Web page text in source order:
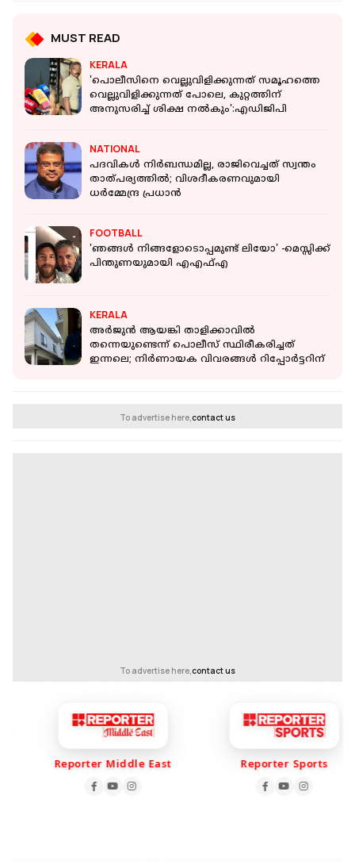
MUST READ
KERALA
'പൊലീസിനെ വെല്ലുവിളിക്കുന്നത് സമൂഹത്തെ
വെല്ലുവിളിക്കുന്നത് പോലെ, കുറ്റത്തിന്
അനുസരിച്ച് ശിക്ഷ നൽകും':എഡിജിപി
NATIONAL
പദവികൾ നിർബന്ധമില്ല, രാജിവെച്ചത് സ്വന്തം
താത്പര്യത്തിൽ; വിശദീകരണവുമായി
ധര്‍മ്മേന്ദ്ര പ്രധാൻ
FOOTBALL
'ഞങ്ങള്‍ നിങ്ങളോടൊപ്പമുണ്ട് ലിയോ' -മെസ്സിക്ക്
പിന്തുണയുമായി എഎഫ്എ
KERALA
അർജുൻ ആയങ്കി താളിക്കാവിൽ
തന്നെയുണ്ടെന്ന് പൊലീസ് സ്ഥിരീകരിച്ചത്
ഇന്നലെ; നിർണായക വിവരങ്ങൾ റിപ്പോർട്ടറിന്
To advertise here,contact us
To advertise here,contact us
Reporter Middle East Reporter Sports